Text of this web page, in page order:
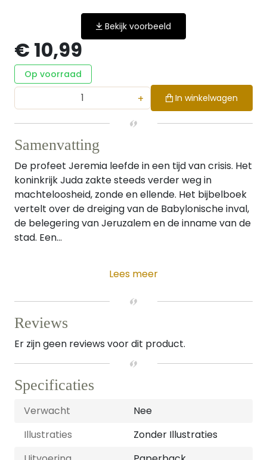
Bekijk voorbeeld
€ 10,99
Op voorraad
+ In winkelwagen
Samenvatting
De profeet Jeremia leefde in een tijd van crisis. Het
koninkrijk Juda zakte steeds verder weg in
machteloosheid, zonde en ellende. Het bijbelboek
vertelt over de dreiging van de Babylonische inval,
de belegering van Jeruzalem en de inname van de
stad. Een...
Lees meer
Reviews
Er zijn geen reviews voor dit product.
Specificaties
Verwacht
Nee
Illustraties
Zonder Illustraties